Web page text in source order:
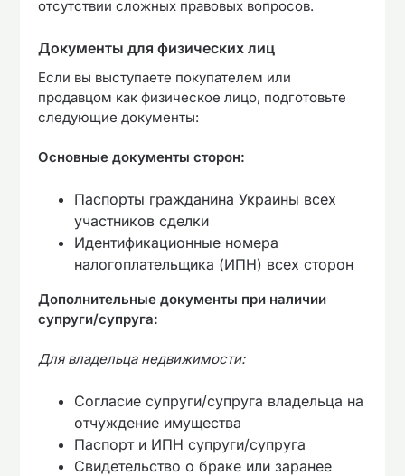
отсутствии сложных правовых вопросов.
Документы для физических лиц
Если вы выступаете покупателем или
продавцом как физическое лицо, подготовьте
следующие документы:
Основные документы сторон:
Паспорты гражданина Украины всех
участников сделки
Идентификационные номера
налогоплательщика (ИПН) всех сторон
Дополнительные документы при наличии
супруги/супруга:
Для владельца недвижимости:
Согласие супруги/супруга владельца на
отчуждение имущества
Паспорт и ИПН супруги/супруга
Свидетельство о браке или заранее